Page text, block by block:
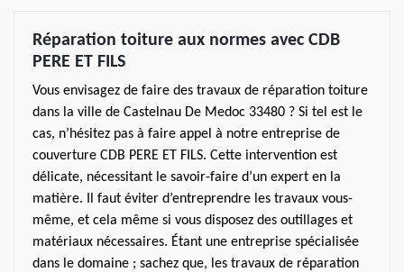
Réparation toiture aux normes avec CDB
PERE ET FILS
Vous envisagez de faire des travaux de réparation toiture
dans la ville de Castelnau De Medoc 33480 ? Si tel est le
cas, n’hésitez pas à faire appel à notre entreprise de
couverture CDB PERE ET FILS. Cette intervention est
délicate, nécessitant le savoir-faire d’un expert en la
matière. Il faut éviter d’entreprendre les travaux vous-
même, et cela même si vous disposez des outillages et
matériaux nécessaires. Étant une entreprise spécialisée
dans le domaine ; sachez que, les travaux de réparation